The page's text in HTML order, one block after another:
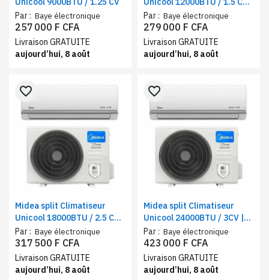
Par : Baye électronique
257 000 F CFA
Livraison GRATUITE
aujourd’hui, 8 août
New inverter, mode Eco
Par : Baye électronique
279 000 F CFA
Livraison GRATUITE
aujourd’hui, 8 août
Midea split Climatiseur
Unicool 18000BTU / 2.5 CV |
New inverter, mode Eco
Par : Baye électronique
favorite_border
317 500 F CFA
Livraison GRATUITE
aujourd’hui, 8 août
Midea split Climatiseur
Unicool 24000BTU / 3CV |
New inverter
Par : Baye électronique
favorite_border
423 000 F CFA
Livraison GRATUITE
aujourd’hui, 8 août